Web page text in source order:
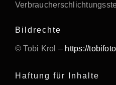
Bildrechte
© Tobi Krol – https://
Haftung für Inhalte